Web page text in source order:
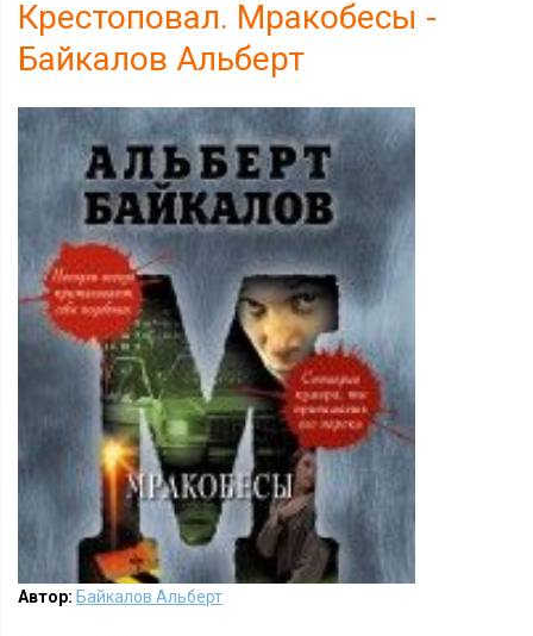
Крестоповал. Мракобесы -
Байкалов Альберт
Автор: Байкалов Альберт